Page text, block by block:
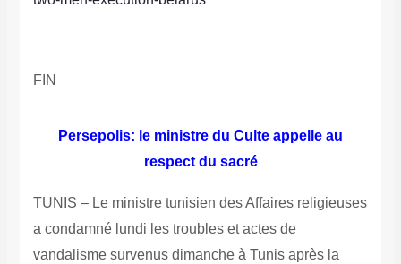
FIN
Persepolis: le ministre du Culte appelle au
respect du sacré
TUNIS – Le ministre tunisien des Affaires religieuses
a condamné lundi les troubles et actes de
vandalisme survenus dimanche à Tunis après la